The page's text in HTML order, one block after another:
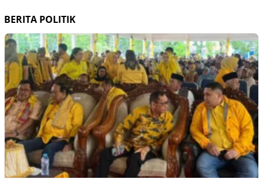
BERITA POLITIK